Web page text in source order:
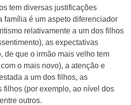
tem diversas justificações
família é um aspeto diferenciador
relativamente a um dos filhos
as expectativas
de que o irmão mais velho tem
o mais novo), a atenção e
a um dos filhos, as
filhos (por exemplo, ao nível dos
outros.